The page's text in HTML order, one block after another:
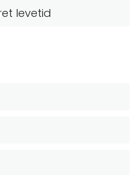
levetid